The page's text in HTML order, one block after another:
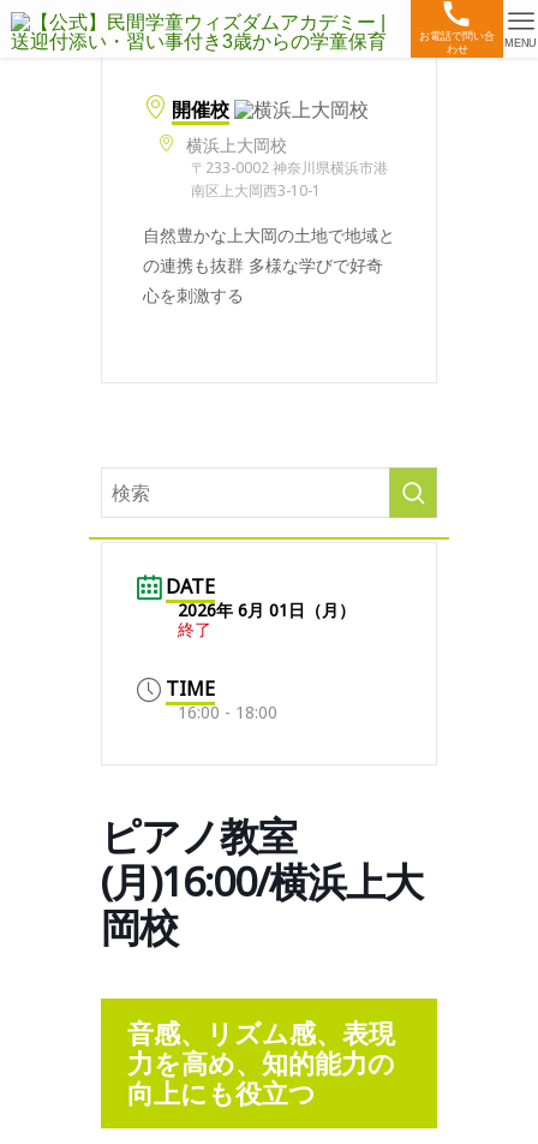
お電話で問い合
わせ
MENU
開催校
横浜上大岡校
〒233-0002 神奈川県横浜市港
南区上大岡西3-10-1
自然豊かな上大岡の土地で地域と
の連携も抜群 多様な学びで好奇
心を刺激する
DATE
2026年 6月 01日（月）
終了
TIME
16:00 - 18:00
ピアノ教室
(月)16:00/横浜上大
岡校
音感、リズム感、表現
力を高め、知的能力の
向上にも役立つ